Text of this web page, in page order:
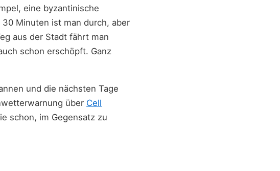
eine byzantinische
Minuten ist man durch, aber
aus der Stadt fährt man
schon erschöpft. Ganz
und die nächsten Tage
über Cell
schon, im Gegensatz zu